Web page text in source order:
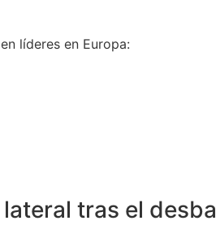
líderes en Europa:
tras el